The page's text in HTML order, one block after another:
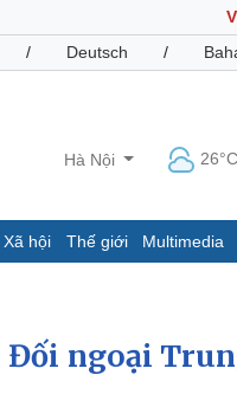
/ Deutsch /
Hà Nội 26°C
Xã hội Thế giới Multimedia
Dự báo thời tiết
Giáo dục
Đối ngoại